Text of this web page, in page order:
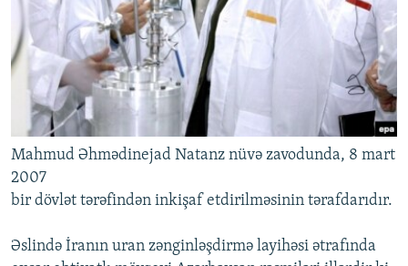
Mahmud Əhmədinejad Natanz nüvə zavodunda, 8 mart
2007
bir dövlət tərəfindən inkişaf etdirilməsinin tərafdarıdır.
Əslində İranın uran zənginləşdirmə layihəsi ətrafında